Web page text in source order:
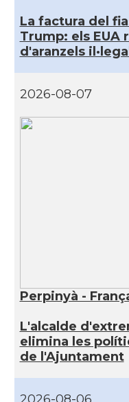
La factura del
Trump: els EUA
d'aranzels
2026-08-07
Perpinyà -
L'alcalde
elimina les
de l'Ajuntament